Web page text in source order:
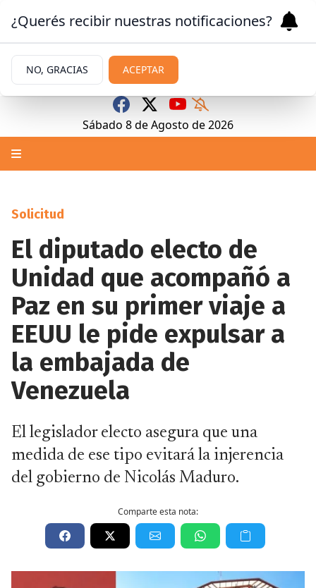
Sábado 8deAgosto de 2026
Solicitud
El diputado electo de
Unidad que acompañó a
Paz en su primer viaje a
EEUU le pide expulsar a
la embajada de
Venezuela
El legislador electo asegura que una
medida de ese tipo evitará la injerencia
del gobierno de Nicolás Maduro.
Comparte esta nota:
¿Querés recibir nuestras notificaciones?
NO, GRACIAS ACEPTAR